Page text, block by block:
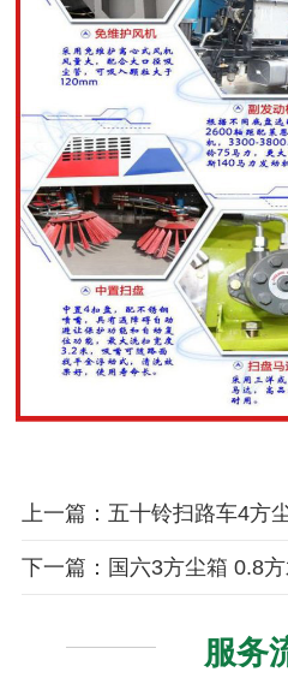
上一篇：五十铃扫路车4方
下一篇：国六3方尘箱 0.8
服务